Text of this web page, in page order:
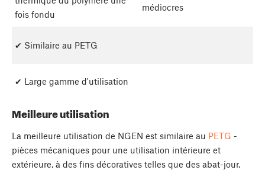
fois fondu
médiocres
✔ Similaire au PETG
✔ Large gamme d'utilisation
Meilleure utilisation
La meilleure utilisation de NGEN est similaire au PETG -
pièces mécaniques pour une utilisation intérieure et
extérieure, à des fins décoratives telles que des abat-jour.